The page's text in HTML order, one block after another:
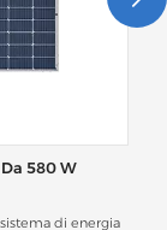
580 W
di energia